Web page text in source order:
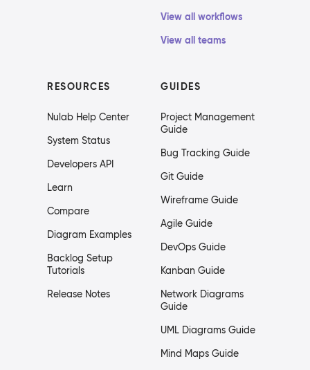
View all workflows
View all teams
RESOURCES
Nulab Help Center
System Status
Developers API
Learn
Compare
Diagram Examples
Backlog Setup
Tutorials
Release Notes
GUIDES
Project Management
Guide
Bug Tracking Guide
Git Guide
Wireframe Guide
Agile Guide
DevOps Guide
Kanban Guide
Network Diagrams
Guide
UML Diagrams Guide
Mind Maps Guide